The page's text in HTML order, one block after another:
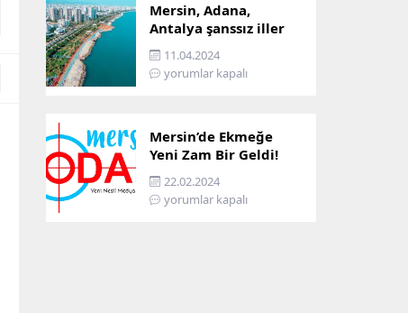
Mersin, Adana,
Antalya şanssız iller
arasına girdi: İşte
sebebi…
11.04.2024
yorumlar kapalı
Mersin’de Ekmeğe
Yeni Zam Bir Geldi!
İşte Mersin’in Zamlı
Ekmek Fiyatı!
22.02.2024
yorumlar kapalı